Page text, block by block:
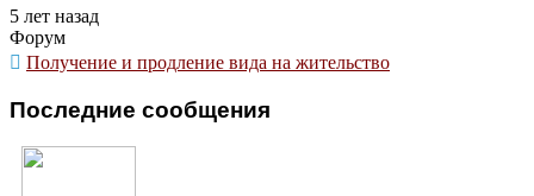
5 лет назад
Форум
Получение и продление вида на жительство
Последние сообщения